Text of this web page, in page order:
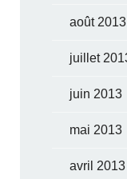
août 2013
juillet
juin 2013
mai 2013
avril 2013